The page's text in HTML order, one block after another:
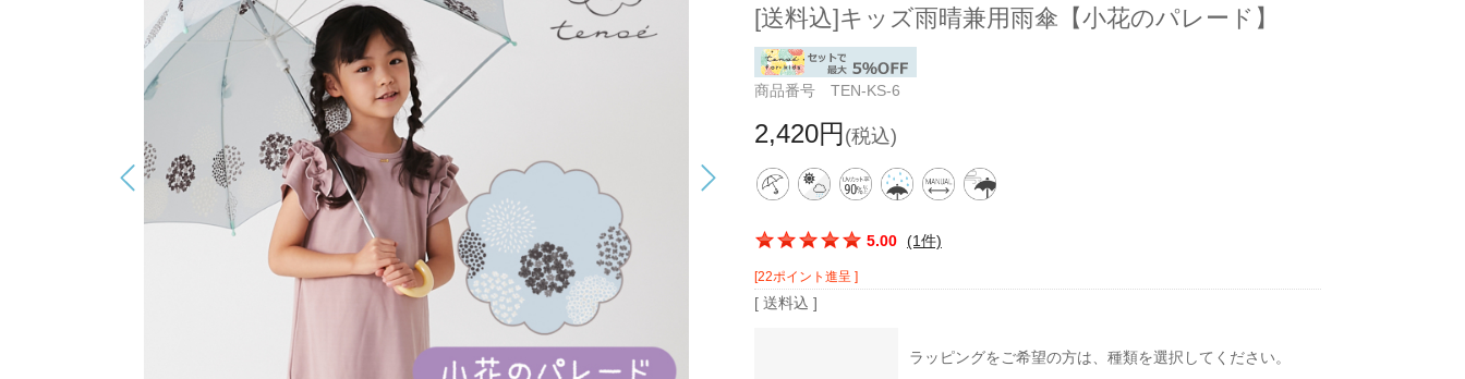
[送料込]キッズ雨晴兼用雨傘【小花のパレード】
商品番号 TEN-KS-6
2,420円 (税込)
この商品の平均評価： 5.00 (1件)
[22ポイント進呈 ]
[ 送料込 ]
ラッピングをご希望の方は、種類を選択してください。